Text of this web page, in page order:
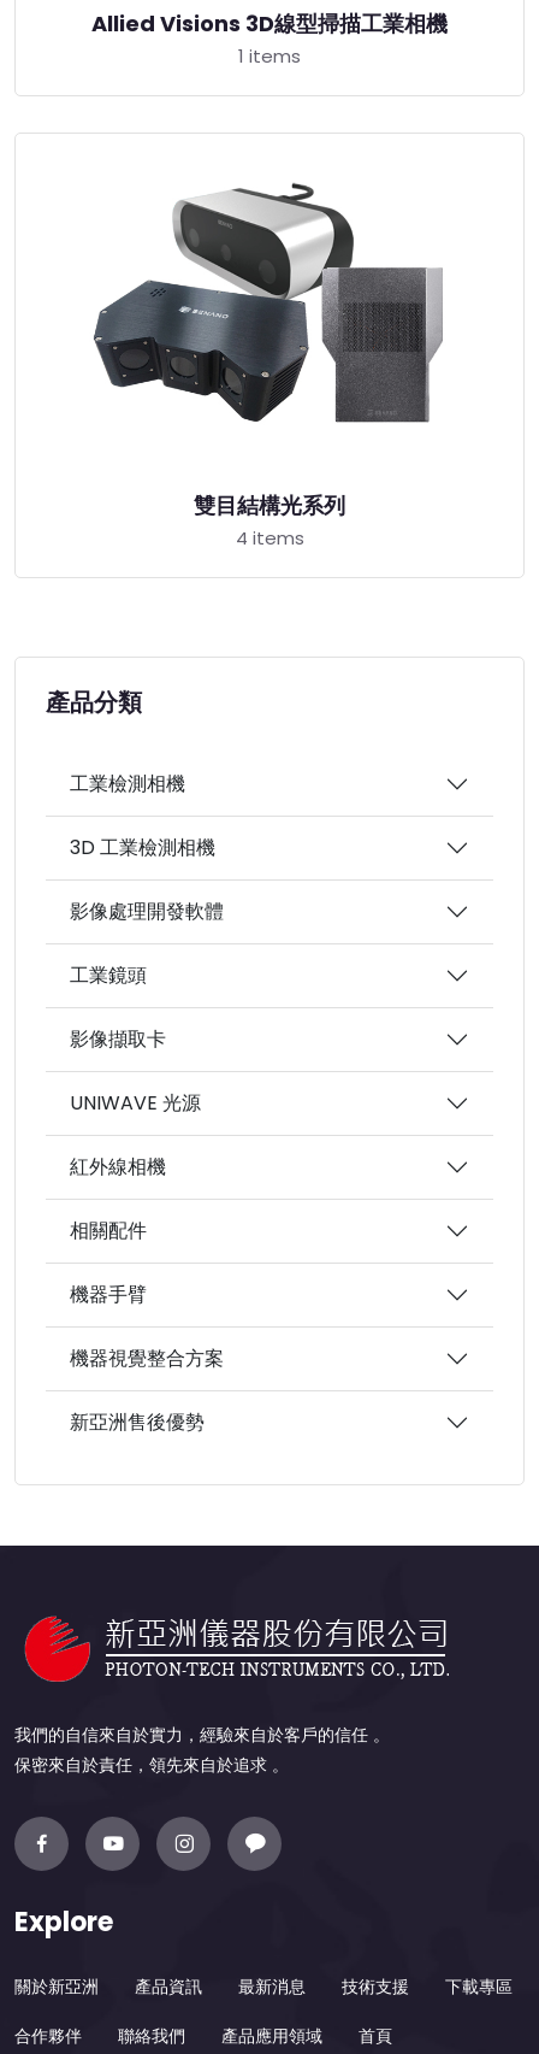
Allied Visions 3D線型掃描工業相機
1 items
雙目結構光系列
4 items
產品分類
工業檢測相機
3D 工業檢測相機
影像處理開發軟體
工業鏡頭
影像擷取卡
UNIWAVE 光源
紅外線相機
相關配件
機器手臂
機器視覺整合方案
新亞洲售後優勢
我們的自信來自於實力，經驗來自於客戶的信任 。
保密來自於責任，領先來自於追求 。
Explore
關於新亞洲 產品資訊 最新消息 技術支援 下載專區
合作夥伴 聯絡我們 產品應用領域 首頁